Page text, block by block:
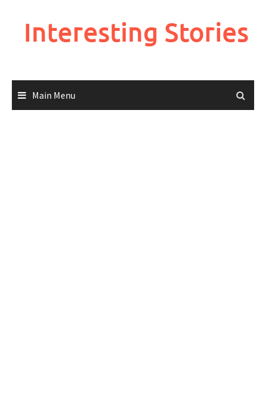
Interesting Stories
Main Menu